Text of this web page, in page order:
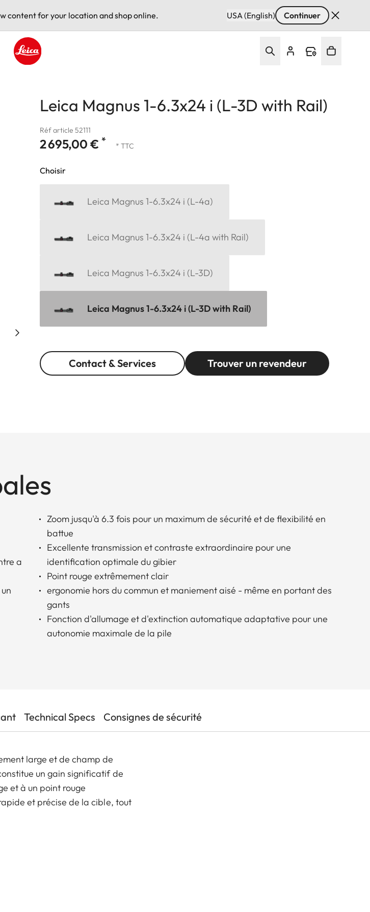
content for your location and shop online. USA (English) Continuer
Leica Magnus 1-6.3x24 i (L-3D with Rail)
Réf article 52111
2 695,00 € * * TTC
Choisir
Leica Magnus 1-6.3x24 i (L-4a)
Leica Magnus 1-6.3x24 i (L-4a with Rail)
Leica Magnus 1-6.3x24 i (L-3D)
Leica Magnus 1-6.3x24 i (L-3D with Rail)
Contact & Services Trouver un revendeur
a
Zoom jusqu'à 6.3 fois pour un maximum de sécurité et de flexibilité en
battue
Excellente transmission et contraste extraordinaire pour une
identification optimale du gibier
Point rouge extrêmement clair
ergonomie hors du commun et maniement aisé - même en portant des
gants
Fonction d'allumage et d'extinction automatique adaptative pour une
autonomie maximale de la pile
Technical Specs Consignes de sécurité
large et de champ de
un gain significatif de
et à un point rouge
et précise de la cible, tout
désactivation automatique
font de la